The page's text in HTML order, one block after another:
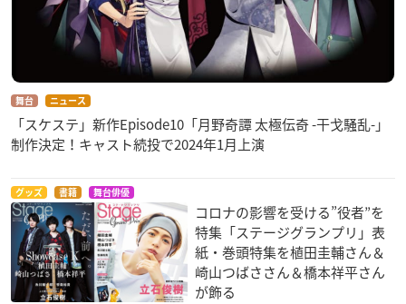
舞台 ニュース
「スケステ」新作Episode10「月野奇譚 太極伝奇 -干戈騒乱-」
制作決定！キャスト続投で2024年1月上演
グッズ 書籍 舞台俳優
コロナの影響を受ける”役者”を
特集「ステージグランプリ」表
紙・巻頭特集を植田圭輔さん＆
崎山つばささん＆橋本祥平さん
が飾る